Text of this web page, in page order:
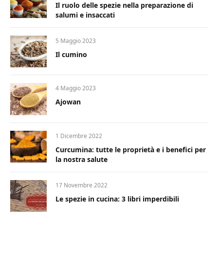
Il ruolo delle spezie nella preparazione di
salumi e insaccati
5 Maggio 2023
Il cumino
4 Maggio 2023
Ajowan
1 Dicembre 2022
Curcumina: tutte le proprietà e i benefici per
la nostra salute
17 Novembre 2022
Le spezie in cucina: 3 libri imperdibili